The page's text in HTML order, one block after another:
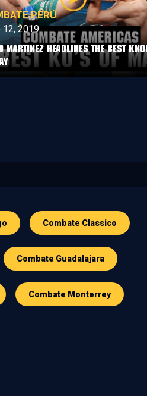
PERÚ
12, 2019
Martinez Headlines The Best
Combate Classico
Combate Guadalajara
Combate Monterrey